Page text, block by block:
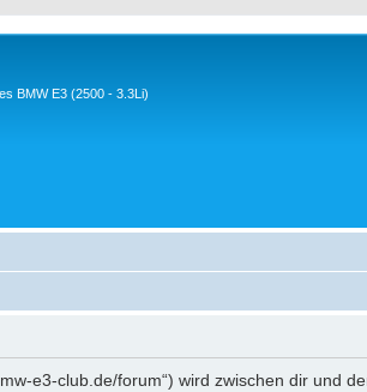
BMW E3 (2500 - 3.3Li)
e3-club.de/forum“) wird zwischen dir und